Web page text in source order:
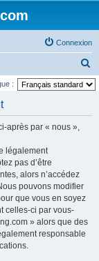
Connexion
e
:
après par « nous »,
légalement
pas d’être
alors n’accédez
pouvons modifier
que vous en soyez
celles-ci par vous-
» alors que des
responsable